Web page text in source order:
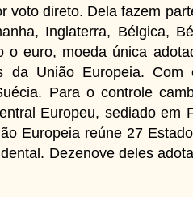
voto direto. Dela fazem
Inglaterra, Bélgica,
o euro, moeda única
da União Europeia. Com
Para o controle
Europeu, sediado em
Europeia reúne 27
Dezenove deles